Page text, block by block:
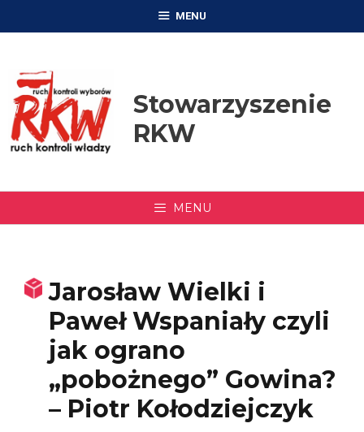
MENU
Stowarzyszenie
RKW
MENU
Jarosław Wielki i
Paweł Wspaniały czyli
jak ograno
„pobożnego” Gowina?
– Piotr Kołodziejczyk